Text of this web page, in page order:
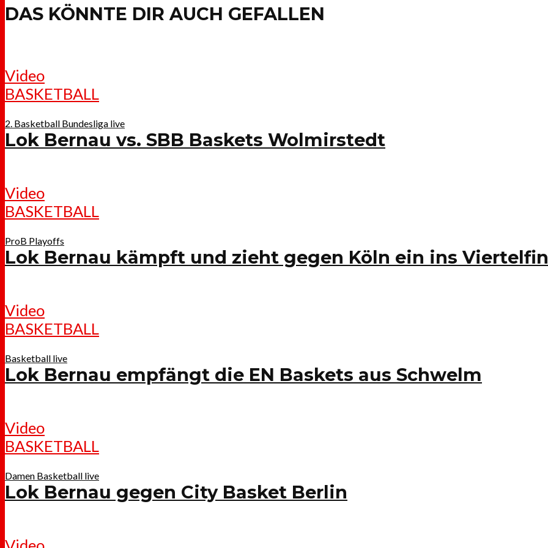
DAS KÖNNTE DIR AUCH GEFALLEN
Video
BASKETBALL
2. Basketball Bundesliga live
Lok Bernau vs. SBB Baskets Wolmirstedt
Video
BASKETBALL
ProB Playoffs
Lok Bernau kämpft und zieht gegen Köln ein ins
Video
BASKETBALL
Basketball live
Lok Bernau empfängt die EN Baskets aus Schwelm
Video
BASKETBALL
Damen Basketball live
Lok Bernau gegen City Basket Berlin